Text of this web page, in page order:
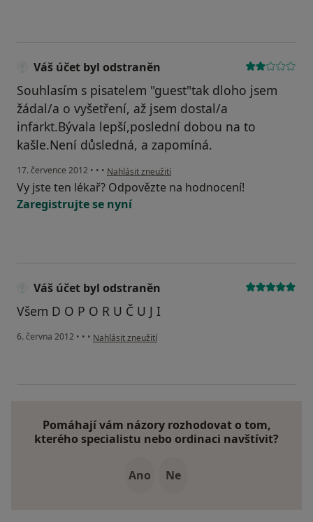
Váš účet byl odstraněn
Souhlasím s pisatelem "guest"tak dloho jsem
žádal/a o vyšetření, až jsem dostal/a
infarkt.Bývala lepší,poslední dobou na to
kašle.Není důsledná, a zapomíná.
17. července 2012 • • • podle názoru uživatele Váš účet byl odstraněn
Nahlásit zneužití
Vy jste ten lékař? Odpovězte na hodnocení!
Zaregistrujte se nyní
Váš účet byl odstraněn
Všem D O P O R U Č U J I
6. června 2012 • • • podle názoru uživatele Váš účet byl odstraněn
Nahlásit zneužití
Pomáhají vám názory rozhodovat o tom,
kterého specialistu nebo ordinaci navštívit?
Ano Ne